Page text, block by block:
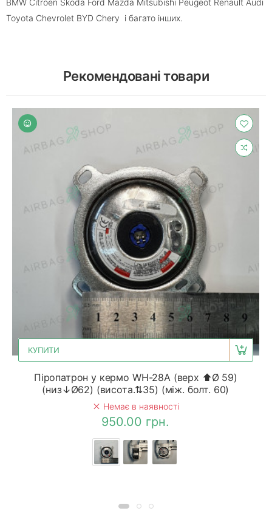
BMW Citroen Skoda Ford Mazda Mitsubishi Peugeot Renault Audi
Toyota Chevrolet BYD Chery і багато інших.
Рекомендовані товари
КУПИТИ
Піропатрон у кермо WH-28A (верх ⬆Ø 59)
(низ↓Ø62) (висота.⇅35) (між. болт. 60)
Немає в наявності
950.00 грн.